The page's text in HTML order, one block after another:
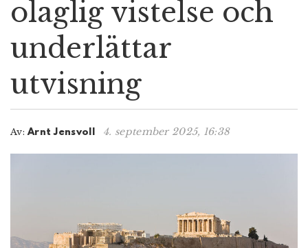
g
n
olaglig vistelse och
underlättar
utvisning
Av: Arnt Jensvoll 4. september 2025, 16:38